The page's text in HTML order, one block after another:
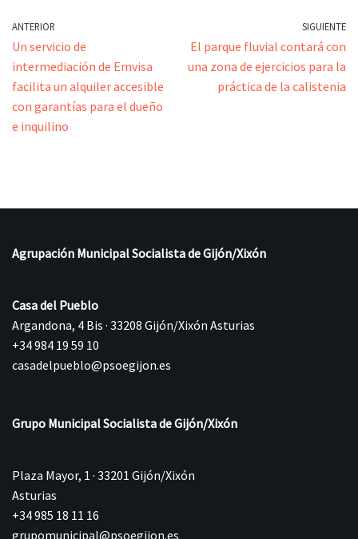
ANTERIOR
Un servicio de
intermediación de Emvisa
facilita un alquiler accesible
con garantías para el dueño
e inquilino
SIGUIENTE
El parque fluvial contará con
una zona de ejercicios para la
práctica de la calistenia
Agrupación Municipal Socialista de Gijón/Xixón
Casa del Pueblo
Argandona, 4 Bis · 33208 Gijón/Xixón Asturias
+34 984 19 59 10
casadelpueblo@psoegijon.es
Grupo Municipal Socialista de Gijón/Xixón
Plaza Mayor, 1 · 33201 Gijón/Xixón
Asturias
+34 985 18 11 16
grupomunicipal@psoegijon.es